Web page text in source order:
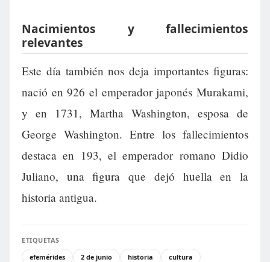
Nacimientos y fallecimientos
relevantes
Este día también nos deja importantes figuras:
nació en 926 el emperador japonés Murakami,
y en 1731, Martha Washington, esposa de
George Washington. Entre los fallecimientos
destaca en 193, el emperador romano Didio
Juliano, una figura que dejó huella en la
historia antigua.
ETIQUETAS
efemérides
2 de junio historia
cultura